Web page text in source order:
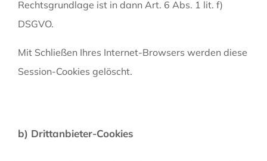
Rechtsgrundlage ist in dann Art. 6 Abs. 1 lit. f)
DSGVO.
Mit Schließen Ihres Internet-Browsers werden diese
Session-Cookies gelöscht.
b) Drittanbieter-Cookies